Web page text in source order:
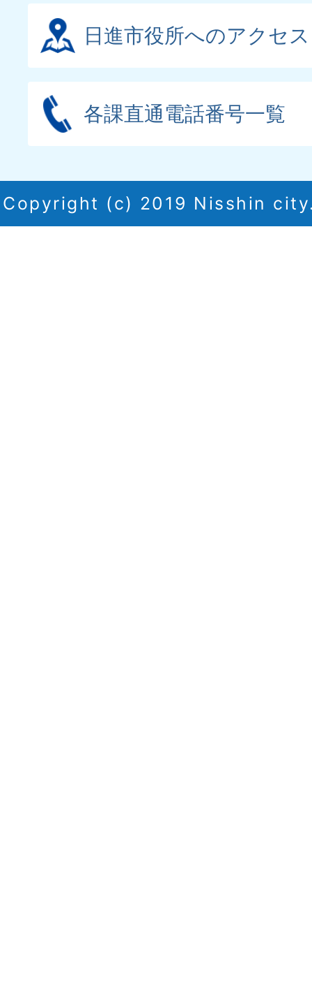
日進市役所へのアクセス
各課直通電話番号一覧
Copyright (c) 2019 Nisshin